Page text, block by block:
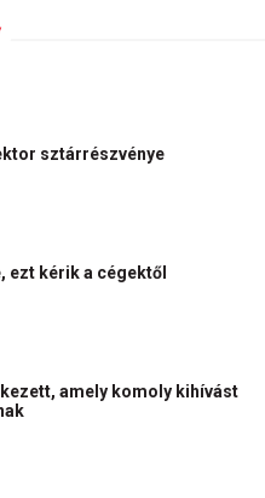
sztárrészvénye
ezt kérik a cégektől
amely komoly kihívást